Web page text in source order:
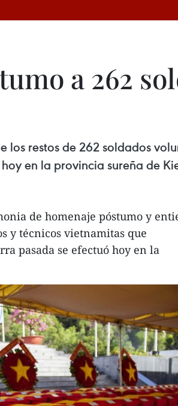
a 262
restos de 262 soldados
en la provincia sureña de
de homenaje póstumo y
y técnicos vietnamitas que
pasada se efectuó hoy en la